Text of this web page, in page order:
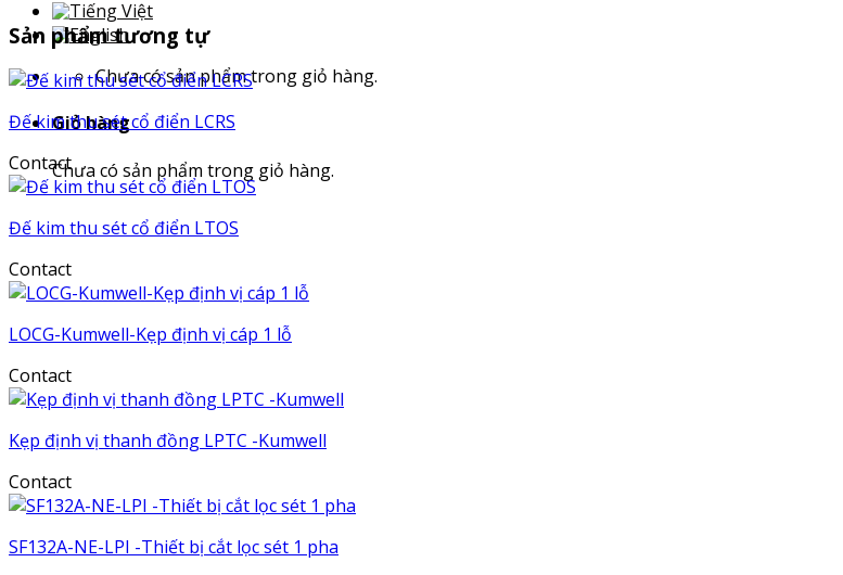
Chưa có sản phẩm trong giỏ hàng.
Giỏ hàng
Chưa có sản phẩm trong giỏ hàng.
Sản phẩm tương tự
Đế kim thu sét cổ điển LCRS
Contact
Đế kim thu sét cổ điển LTOS
Contact
LOCG-Kumwell-Kẹp định vị cáp 1 lỗ
Contact
Kẹp định vị thanh đồng LPTC -Kumwell
Contact
SF132A-NE-LPI -Thiết bị cắt lọc sét 1 pha